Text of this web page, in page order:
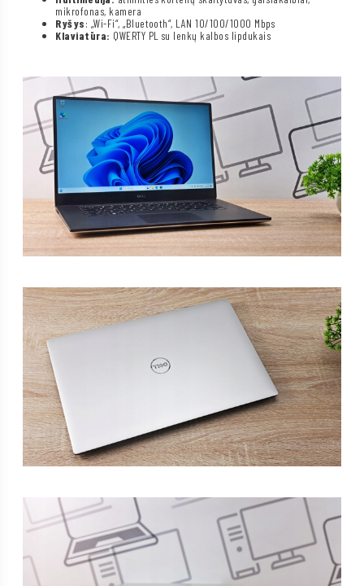
mikrofonas, kamera
Ryšys: „Wi-Fi“, „Bluetooth“, LAN 10/100/1000 Mbps
Klaviatūra: QWERTY PL su lenkų kalbos lipdukais